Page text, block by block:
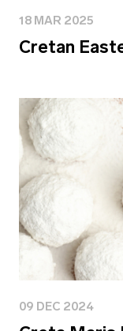
18 MAR 2025
Cretan
09 DEC 2024